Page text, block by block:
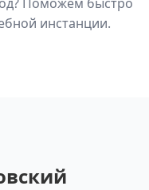
инстанции.